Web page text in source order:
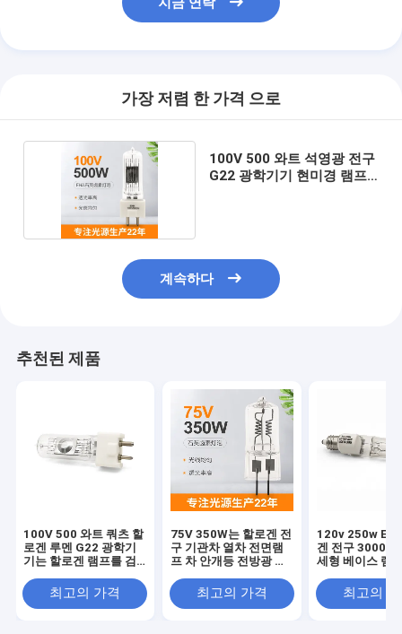
가장 저렴 한 가격 으로
100V 500 와트 석영광 전구
G22 광학기기 현미경 램프
계속하다
추천된 제품
100V 500 와트 쿼츠 할
로겐 루멘 G22 광학기
기는 할로겐 램프를 검
최고의 가격
75V 350W는 할로겐 전
구 기관차 열차 전면램
프 차 안개등 전방광 촬
최고의 가격
120v 250w
겐 전구 3000k
세형 베이스 램
최고의